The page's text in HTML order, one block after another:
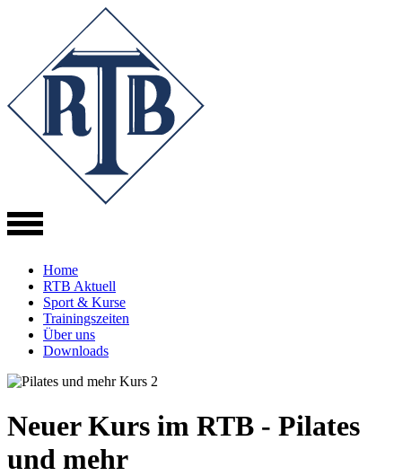
Home
RTB Aktuell
Sport & Kurse
Trainingszeiten
Über uns
Downloads
Neuer Kurs im RTB - Pilates
und mehr